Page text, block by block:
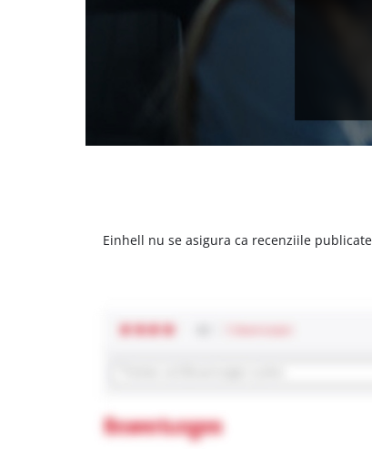
Einhell nu se asigura ca recenziile